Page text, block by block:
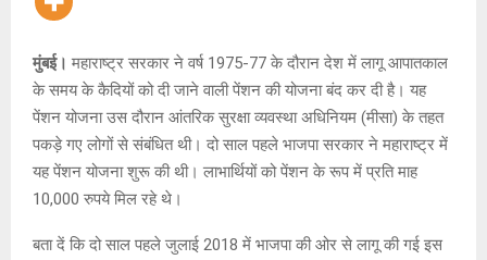
मुंबई। महाराष्ट्र सरकार ने वर्ष 1975-77 के दौरान देश में लागू आपातकाल
के समय के कैदियों को दी जाने वाली पेंशन की योजना बंद कर दी है। यह
पेंशन योजना उस दौरान आंतरिक सुरक्षा व्यवस्था अधिनियम (मीसा) के तहत
पकड़े गए लोगों से संबंधित थी। दो साल पहले भाजपा सरकार ने महाराष्ट्र में
यह पेंशन योजना शुरू की थी। लाभार्थियों को पेंशन के रूप में प्रति माह
10,000 रुपये मिल रहे थे।
बता दें कि दो साल पहले जुलाई 2018 में भाजपा की ओर से लागू की गई इस